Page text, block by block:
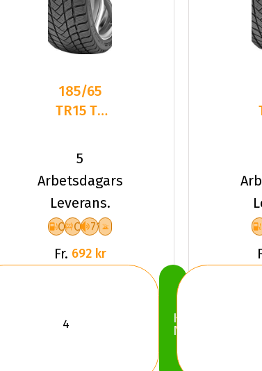
185/65
TR15 TL
LANDSAIL
NORDIC
5
Arbetsdagars
Leverans.
C C 71
Fr. 692 kr
Köp
Nu